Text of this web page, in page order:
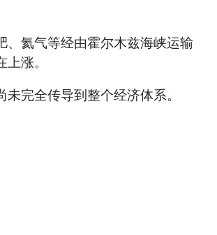
、氦气等经由霍尔木兹海峡运输
涨。
未完全传导到整个经济体系。